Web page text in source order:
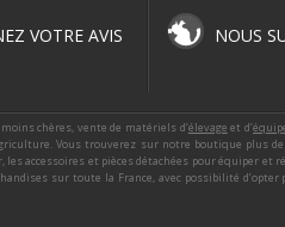
VOTRE AVIS NOUS
chères, vente de matériels d’élevage et d’
Vous trouverez sur notre boutique plus de
accessoires et pièces détachées pour équiper et
sur toute la France, avec possibilité d’opter